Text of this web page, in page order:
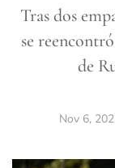
Tras dos
se
de
Nov 6,